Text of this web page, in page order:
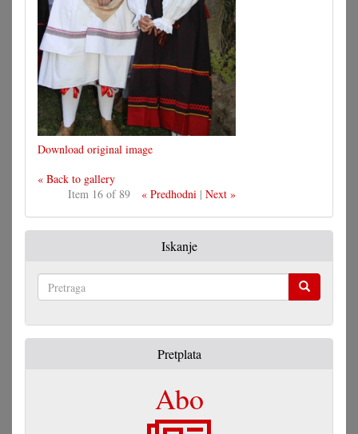
Download original image
« Back to gallery
Item 16 of 89
« Predhodni| Next »
Iskanje
Pretplata
Abo